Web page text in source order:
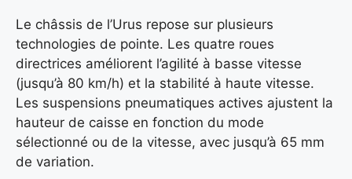
Le châssis de l’Urus repose sur plusieurs
technologies de pointe. Les quatre roues
directrices améliorent l’agilité à basse vitesse
(jusqu’à 80 km/h) et la stabilité à haute vitesse.
Les suspensions pneumatiques actives ajustent la
hauteur de caisse en fonction du mode
sélectionné ou de la vitesse, avec jusqu’à 65 mm
de variation.